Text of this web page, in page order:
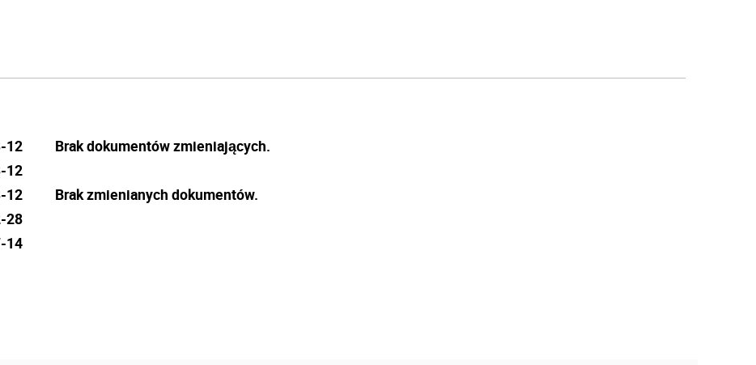
12
12
12
28
14
Brak dokumentów zmieniających.
Brak zmienianych dokumentów.